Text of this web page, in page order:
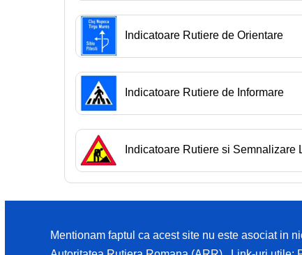
Indicatoare Rutiere de Orientare
Indicatoare Rutiere de Informare
Indicatoare Rutiere si Semnalizare
Mentionam faptul ca acest site nu este asociat in